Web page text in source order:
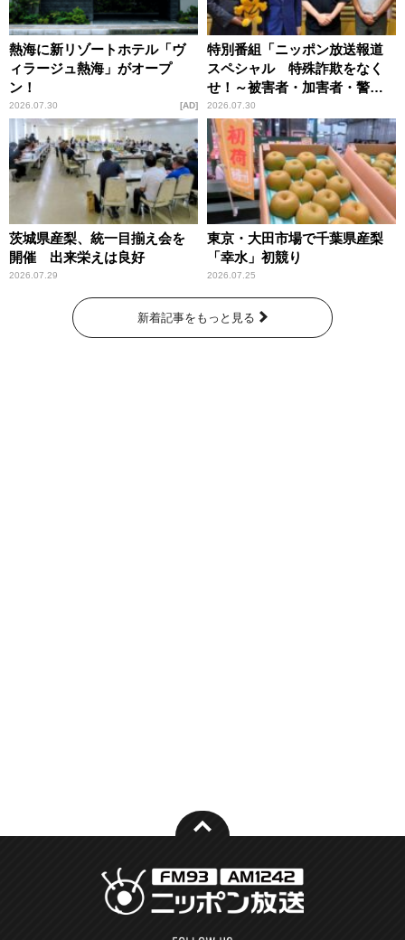
熱海に新リゾートホテル「ヴ
ィラージュ熱海」がオープ
ン！
2026.07.30 AD
特別番組「ニッポン放送報道
スペシャル 特殊詐欺をなく
せ！～被害者・加害者・警視
庁が語るトクリュウの実態
～」放送
2026.07.30
茨城県産梨、統一目揃え会を
開催 出来栄えは良好
2026.07.29
東京・大田市場で千葉県産梨
「幸水」初競り
2026.07.25
新着記事をもっと見る